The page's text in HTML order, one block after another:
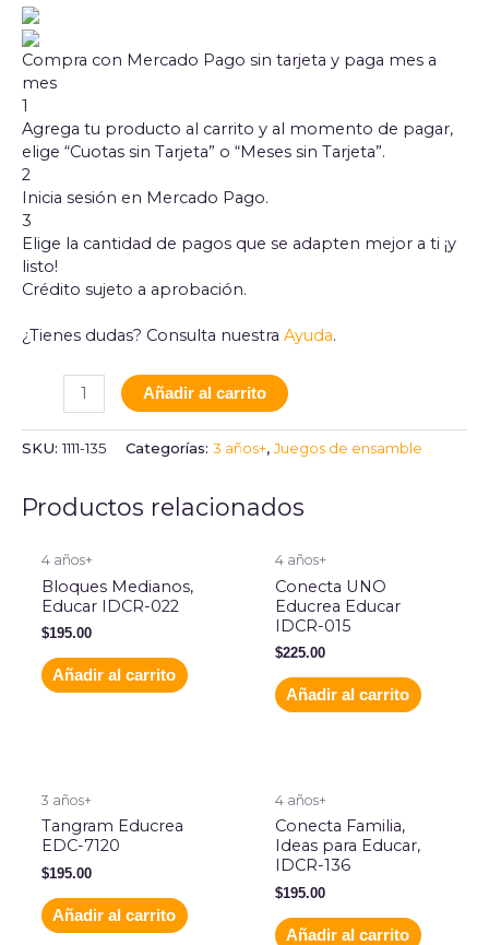
Compra con Mercado Pago sin tarjeta y paga mes a
mes
1
Agrega tu producto al carrito y al momento de pagar,
elige “Cuotas sin Tarjeta” o “Meses sin Tarjeta”.
2
Inicia sesión en Mercado Pago.
3
Elige la cantidad de pagos que se adapten mejor a ti ¡y
listo!
Crédito sujeto a aprobación.
¿Tienes dudas? Consulta nuestra Ayuda.
Añadir al carrito
SKU:1111-135 Categorías: 3 años+, Juegos de ensamble
Productos relacionados
4 años+
Bloques Medianos,
Educar IDCR-022
$195.00
Añadir al carrito
4 años+
Conecta UNO
Educrea Educar
IDCR-015
$225.00
Añadir al carrito
3 años+
Tangram Educrea
EDC-7120
$195.00
Añadir al carrito
4 años+
Conecta Familia,
Ideas para Educar,
IDCR-136
$195.00
Añadir al carrito